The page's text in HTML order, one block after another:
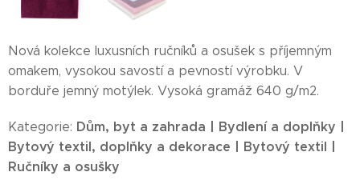
Nová kolekce luxusních ručníků a osušek s příjemným
omakem, vysokou savostí a pevností výrobku. V
borduře jemný motýlek. Vysoká gramáž 640 g/m2.
Kategorie: Dům, byt a zahrada | Bydlení a doplňky |
Bytový textil, doplňky a dekorace | Bytový textil |
Ručníky a osušky